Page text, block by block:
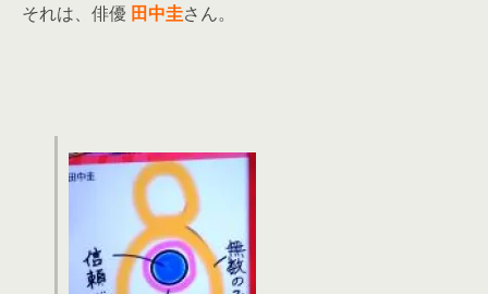
それは、俳優 田中圭さん。